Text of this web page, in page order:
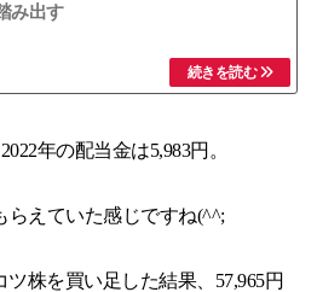
み出す
年の配当金は5,983円。
らえていた感じですね(^^;
ツ株を買い足した結果、57,965円